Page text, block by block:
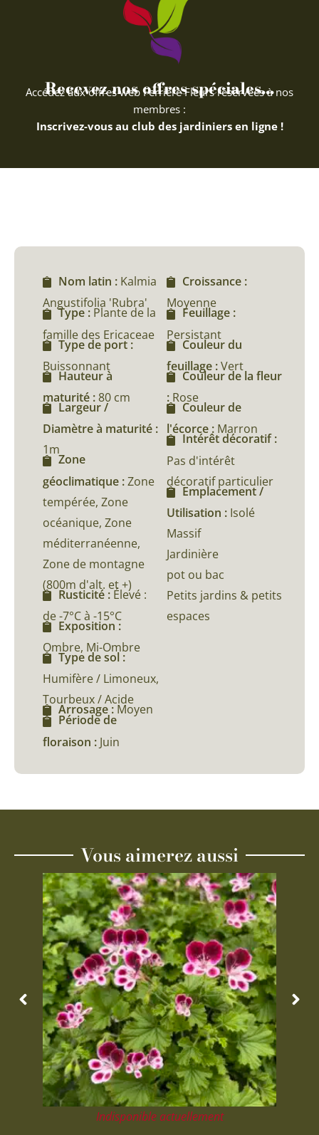
Recevez nos offres spéciales...
Accédez aux offres web Ferriere Fleurs réservées à nos
membres :
Inscrivez-vous au club des jardiniers en ligne !
Nom latin : Kalmia
Angustifolia 'Rubra'
Type : Plante de la
famille des Ericaceae
Type de port :
Buissonnant
Hauteur à
maturité :80 cm
Largeur /
Diamètre à maturité :
1m
Zone
géoclimatique :Zone
tempérée, Zone
océanique, Zone
méditerranéenne,
Zone de montagne
(800m d'alt. et +)
Rusticité :Élevé :
de -7°C à -15°C
Exposition :
Ombre, Mi-Ombre
Type de sol :
Humifère / Limoneux,
Tourbeux / Acide
Arrosage : Moyen
Période de
floraison : Juin
Croissance :
Moyenne
Feuillage :
Persistant
Couleur du
feuillage :Vert
Couleur de la fleur
: Rose
Couleur de
l'écorce : Marron
Intérêt décoratif :
Pas d'intérêt
décoratif particulier
Emplacement /
Utilisation : Isolé
Massif
Jardinière
pot ou bac
Petits jardins & petits
espaces
Vous aimerez aussi
Indisponible actuellement